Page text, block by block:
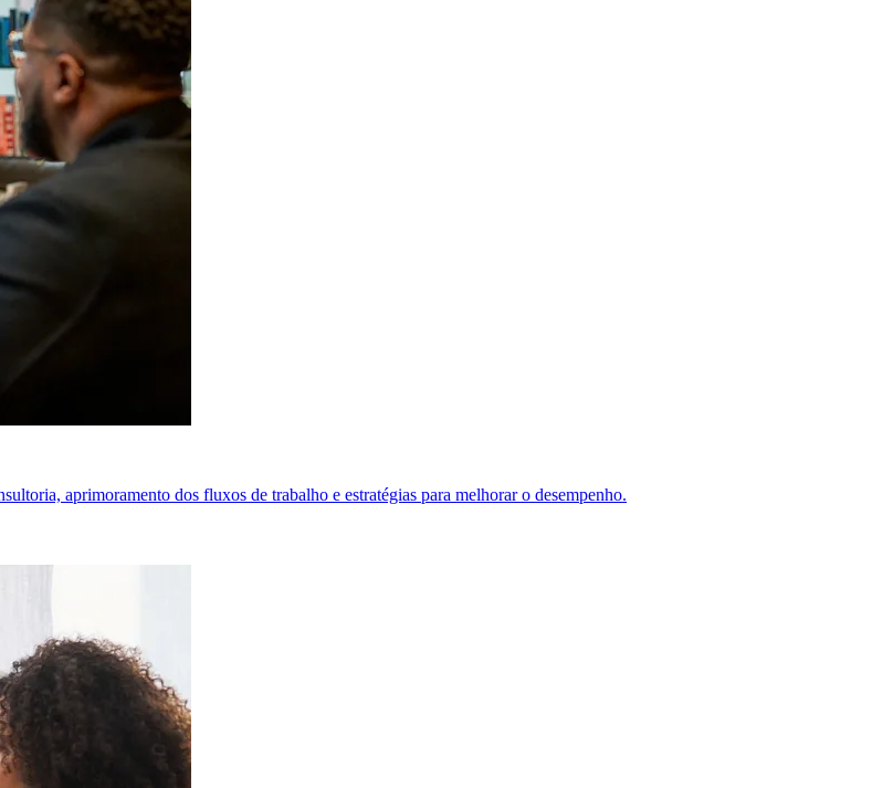
aprimoramento dos fluxos de trabalho e estratégias para melhorar o desempenho.